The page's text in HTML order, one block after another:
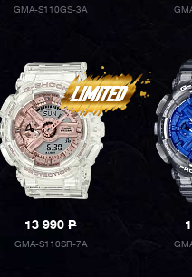
GMA-S110GS-3A
13 990P
GMA-S110SR-7A